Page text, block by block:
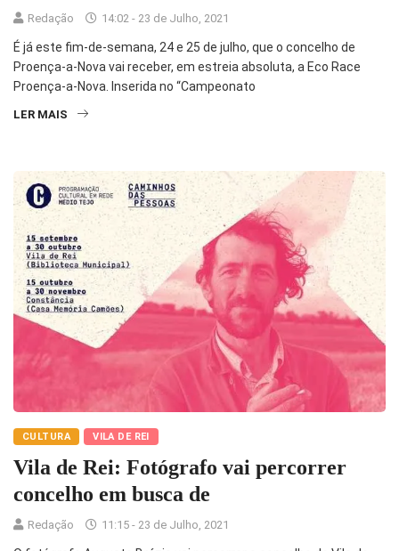
Redação 14:02 - 23 de Julho, 2021
É já este fim-de-semana, 24 e 25 de julho, que o concelho de
Proença-a-Nova vai receber, em estreia absoluta, a Eco Race
Proença-a-Nova. Inserida no “Campeonato
LER MAIS
CULTURA VILA DE REI
Vila de Rei: Fotógrafo vai percorrer
concelho em busca de
Redação 11:15 - 23 de Julho, 2021